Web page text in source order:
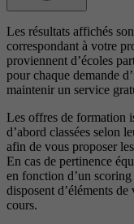
Les résultats affichés
correspondant à votre
proviennent d’écoles
pour chaque demande
maintenir un service
Les offres de formation
d’abord classées selon
afin de vous proposer
En cas de pertinence
en fonction d’un
disposent d’éléments
cours.